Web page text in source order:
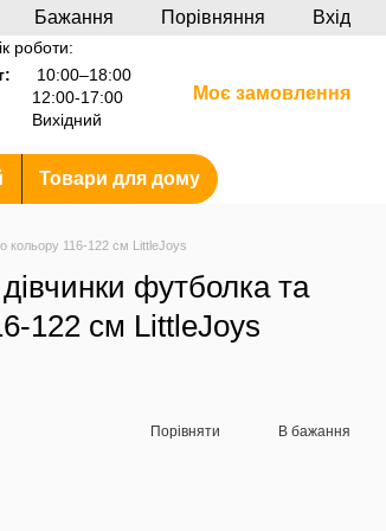
Бажання Порівняння Вхід
роботи:
10:00–18:00
12:00-17:00
Вихідний
Моє замовлення
Товари для дому
кольору 116-122 см LittleJoys
футболка та
122 см LittleJoys
Порівняти В бажання